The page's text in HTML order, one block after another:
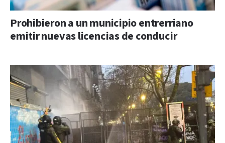
Prohibieron a un municipio entrerriano
emitir nuevas licencias de conducir